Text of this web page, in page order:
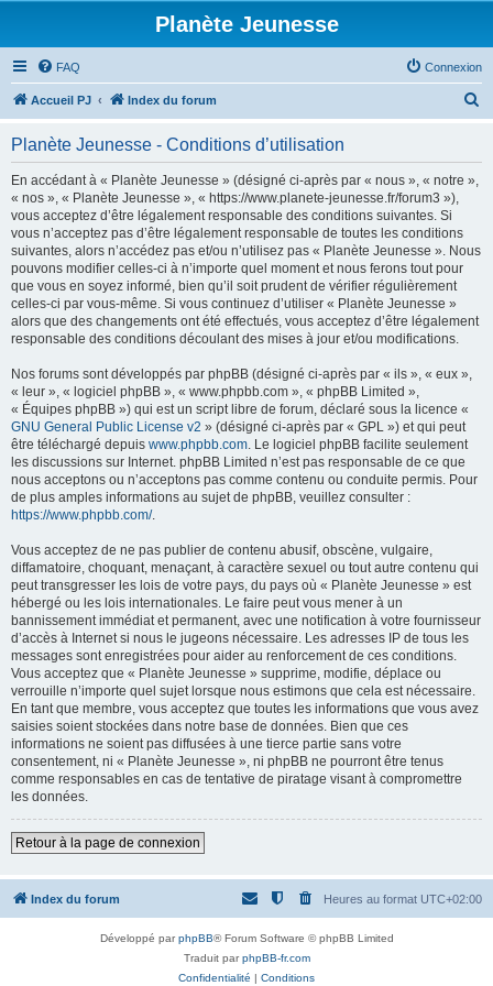
Planète Jeunesse
FAQ Connexion
Accueil PJ Index du forum
Planète Jeunesse - Conditions d’utilisation
En accédant à « Planète Jeunesse » (désigné ci-après par « nous », « notre »,
« nos », « Planète Jeunesse », « https://www.planete-jeunesse.fr/forum3 »),
vous acceptez d’être légalement responsable des conditions suivantes. Si
vous n’acceptez pas d’être légalement responsable de toutes les conditions
suivantes, alors n’accédez pas et/ou n’utilisez pas « Planète Jeunesse ». Nous
pouvons modifier celles-ci à n’importe quel moment et nous ferons tout pour
que vous en soyez informé, bien qu’il soit prudent de vérifier régulièrement
celles-ci par vous-même. Si vous continuez d’utiliser « Planète Jeunesse »
alors que des changements ont été effectués, vous acceptez d’être légalement
responsable des conditions découlant des mises à jour et/ou modifications.
Nos forums sont développés par phpBB (désigné ci-après par « ils », « eux »,
« leur », « logiciel phpBB », « www.phpbb.com », « phpBB Limited »,
« Équipes phpBB ») qui est un script libre de forum, déclaré sous la licence «
GNU General Public License v2 » (désigné ci-après par « GPL ») et qui peut
être téléchargé depuis www.phpbb.com. Le logiciel phpBB facilite seulement
les discussions sur Internet. phpBB Limited n’est pas responsable de ce que
nous acceptons ou n’acceptons pas comme contenu ou conduite permis. Pour
de plus amples informations au sujet de phpBB, veuillez consulter :
https://www.phpbb.com/.
Vous acceptez de ne pas publier de contenu abusif, obscène, vulgaire,
diffamatoire, choquant, menaçant, à caractère sexuel ou tout autre contenu qui
peut transgresser les lois de votre pays, du pays où « Planète Jeunesse » est
hébergé ou les lois internationales. Le faire peut vous mener à un
bannissement immédiat et permanent, avec une notification à votre fournisseur
d’accès à Internet si nous le jugeons nécessaire. Les adresses IP de tous les
messages sont enregistrées pour aider au renforcement de ces conditions.
Vous acceptez que « Planète Jeunesse » supprime, modifie, déplace ou
verrouille n’importe quel sujet lorsque nous estimons que cela est nécessaire.
En tant que membre, vous acceptez que toutes les informations que vous avez
saisies soient stockées dans notre base de données. Bien que ces
informations ne soient pas diffusées à une tierce partie sans votre
consentement, ni « Planète Jeunesse », ni phpBB ne pourront être tenus
comme responsables en cas de tentative de piratage visant à compromettre
les données.
Retour à la page de connexion
Index du forum Heures au format UTC+02:00
Développé parphpBB® Forum Software © phpBB Limited
Traduit parphpBB-fr.com
Confidentialité | Conditions